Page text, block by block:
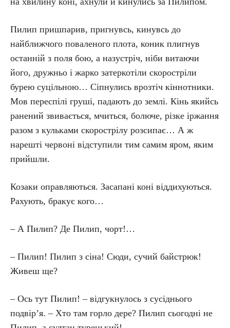
Пилип пришпарив, пригнувсь, кинувсь до
найближчого поваленого плота, коник плигнув
останній з поля бою, а назустріч, ніби витаючи
його, дружньо і жарко затеркотіли скоростріли
бурею суцільною… Сіпнулись врозтіч кіннотники.
Мов переспілі груші, падають до землі. Кінь якийсь
ранений звивається, мчиться, болюче, різке іржання
разом з кульками скорострілу розсипає… А ж
нарешті червоні відступили тим самим яром, яким
прийшли.
Козаки оправляються. Засапані коні віддихуються.
Рахують, бракує кого…
– А Пилип? Де Пилип, чорт!…
– Пилип! Пилип з сіна! Сюди, сучий байстрюк!
Живеш ще?
– Ось тут Пилип! – відгукнулось з сусіднього
подвір’я. – Хто там горло дере? Пилип сьогодні не